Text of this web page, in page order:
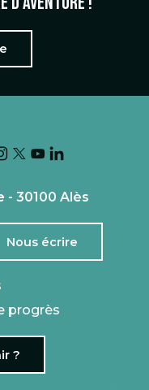
- 30100 Alès
Nous écrire
progrès
?